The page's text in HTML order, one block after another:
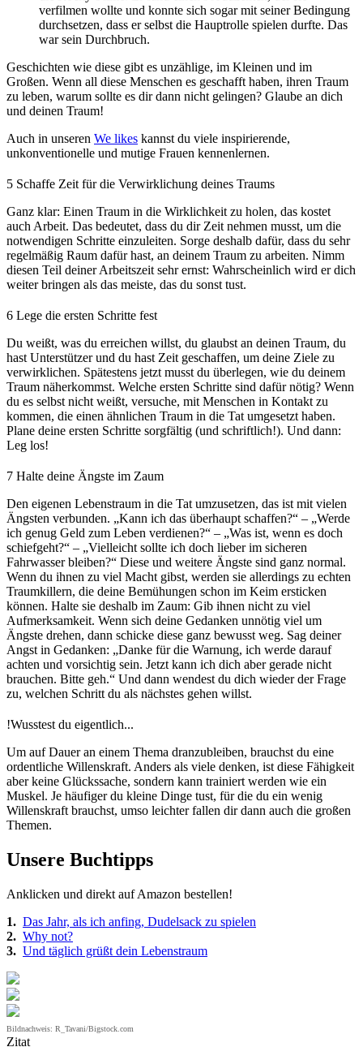
verfilmen wollte und konnte sich sogar mit seiner Bedingung
durchsetzen, dass er selbst die Hauptrolle spielen durfte. Das
war sein Durchbruch.
Geschichten wie diese gibt es unzählige, im Kleinen und im
Großen. Wenn all diese Menschen es geschafft haben, ihren Traum
zu leben, warum sollte es dir dann nicht gelingen? Glaube an dich
und deinen Traum!
Auch in unseren We likes kannst du viele inspirierende,
unkonventionelle und mutige Frauen kennenlernen.
5 Schaffe Zeit für die Verwirklichung deines Traums
Ganz klar: Einen Traum in die Wirklichkeit zu holen, das kostet
auch Arbeit. Das bedeutet, dass du dir Zeit nehmen musst, um die
notwendigen Schritte einzuleiten. Sorge deshalb dafür, dass du sehr
regelmäßig Raum dafür hast, an deinem Traum zu arbeiten. Nimm
diesen Teil deiner Arbeitszeit sehr ernst: Wahrscheinlich wird er dich
weiter bringen als das meiste, das du sonst tust.
6 Lege die ersten Schritte fest
Du weißt, was du erreichen willst, du glaubst an deinen Traum, du
hast Unterstützer und du hast Zeit geschaffen, um deine Ziele zu
verwirklichen. Spätestens jetzt musst du überlegen, wie du deinem
Traum näherkommst. Welche ersten Schritte sind dafür nötig? Wenn
du es selbst nicht weißt, versuche, mit Menschen in Kontakt zu
kommen, die einen ähnlichen Traum in die Tat umgesetzt haben.
Plane deine ersten Schritte sorgfältig (und schriftlich!). Und dann:
Leg los!
7 Halte deine Ängste im Zaum
Den eigenen Lebenstraum in die Tat umzusetzen, das ist mit vielen
Ängsten verbunden. „Kann ich das überhaupt schaffen?“ – „Werde
ich genug Geld zum Leben verdienen?“ – „Was ist, wenn es doch
schiefgeht?“ – „Vielleicht sollte ich doch lieber im sicheren
Fahrwasser bleiben?“ Diese und weitere Ängste sind ganz normal.
Wenn du ihnen zu viel Macht gibst, werden sie allerdings zu echten
Traumkillern, die deine Bemühungen schon im Keim ersticken
können. Halte sie deshalb im Zaum: Gib ihnen nicht zu viel
Aufmerksamkeit. Wenn sich deine Gedanken unnötig viel um
Ängste drehen, dann schicke diese ganz bewusst weg. Sag deiner
Angst in Gedanken: „Danke für die Warnung, ich werde darauf
achten und vorsichtig sein. Jetzt kann ich dich aber gerade nicht
brauchen. Bitte geh.“ Und dann wendest du dich wieder der Frage
zu, welchen Schritt du als nächstes gehen willst.
!Wusstest du eigentlich...
Um auf Dauer an einem Thema dranzubleiben, brauchst du eine
ordentliche Willenskraft. Anders als viele denken, ist diese Fähigkeit
aber keine Glückssache, sondern kann trainiert werden wie ein
Muskel. Je häufiger du kleine Dinge tust, für die du ein wenig
Willenskraft brauchst, umso leichter fallen dir dann auch die großen
Themen.
Unsere Buchtipps
Anklicken und direkt auf Amazon bestellen!
1. Das Jahr, als ich anfing, Dudelsack zu spielen
2. Why not?
3. Und täglich grüßt dein Lebenstraum
Bildnachweis: R_Tavani/Bigstock.com
Zitat